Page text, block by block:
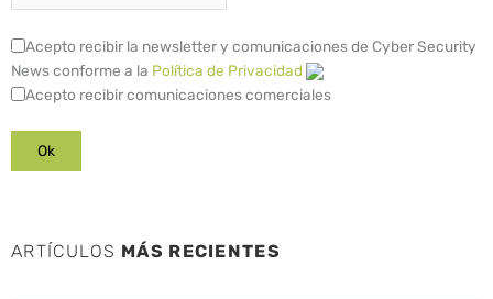
Acepto recibir la newsletter y comunicaciones de Cyber Security
News conforme a la Política de Privacidad
Acepto recibir comunicaciones comerciales
ARTÍCULOS MÁS RECIENTES